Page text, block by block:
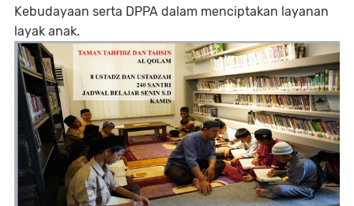
Kebudayaan serta DPPA dalam menciptakan layanan
layak anak.